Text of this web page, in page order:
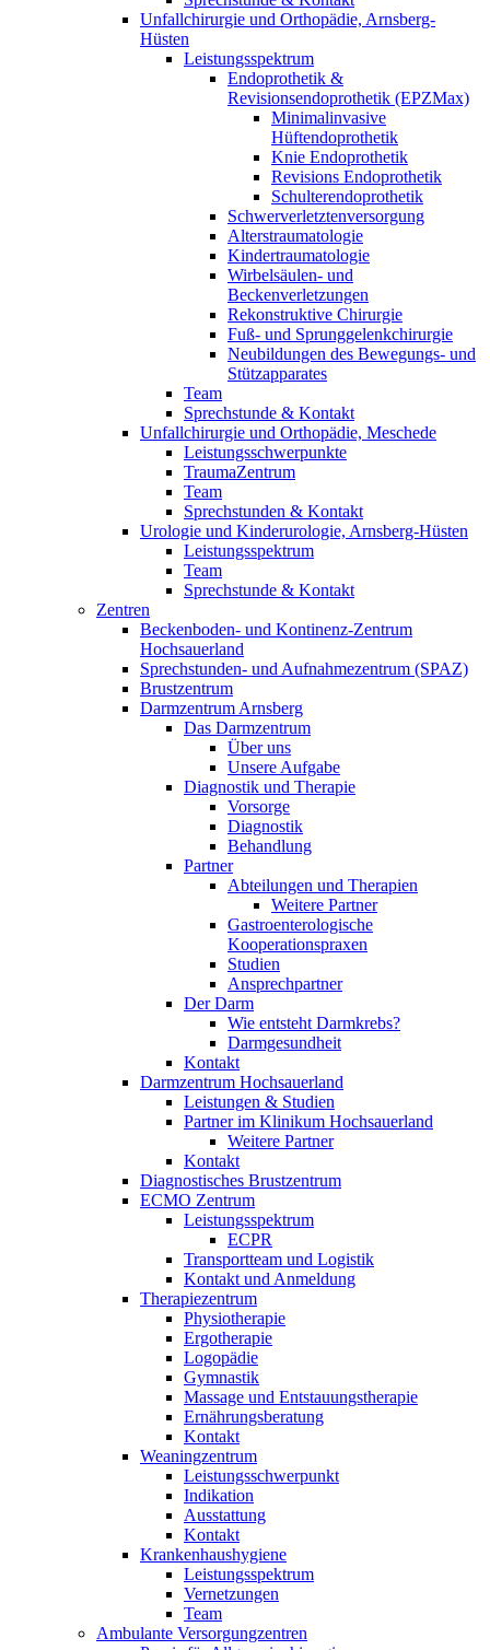
Unfallchirurgie und Orthopädie, Arnsberg-
Hüsten
Leistungsspektrum
Endoprothetik &
Revisionsendoprothetik (EPZMax)
Minimalinvasive
Hüftendoprothetik
Knie Endoprothetik
Revisions Endoprothetik
Schulterendoprothetik
Schwerverletztenversorgung
Alterstraumatologie
Kindertraumatologie
Wirbelsäulen- und
Beckenverletzungen
Rekonstruktive Chirurgie
Fuß- und Sprunggelenkchirurgie
Neubildungen des Bewegungs- und
Stützapparates
Team
Sprechstunde & Kontakt
Unfallchirurgie und Orthopädie, Meschede
Leistungsschwerpunkte
TraumaZentrum
Team
Sprechstunden & Kontakt
Urologie und Kinderurologie, Arnsberg-Hüsten
Leistungsspektrum
Team
Sprechstunde & Kontakt
Zentren
Beckenboden- und Kontinenz-Zentrum
Hochsauerland
Sprechstunden- und Aufnahmezentrum (SPAZ)
Brustzentrum
Darmzentrum Arnsberg
Das Darmzentrum
Über uns
Unsere Aufgabe
Diagnostik und Therapie
Vorsorge
Diagnostik
Behandlung
Partner
Abteilungen und Therapien
Weitere Partner
Gastroenterologische
Kooperationspraxen
Studien
Ansprechpartner
Der Darm
Wie entsteht Darmkrebs?
Darmgesundheit
Kontakt
Darmzentrum Hochsauerland
Leistungen & Studien
Partner im Klinikum Hochsauerland
Weitere Partner
Kontakt
Diagnostisches Brustzentrum
ECMO Zentrum
Leistungsspektrum
ECPR
Transportteam und Logistik
Kontakt und Anmeldung
Therapiezentrum
Physiotherapie
Ergotherapie
Logopädie
Gymnastik
Massage und Entstauungstherapie
Ernährungsberatung
Kontakt
Weaningzentrum
Leistungsschwerpunkt
Indikation
Ausstattung
Kontakt
Krankenhaushygiene
Leistungsspektrum
Vernetzungen
Team
Ambulante Versorgungzentren